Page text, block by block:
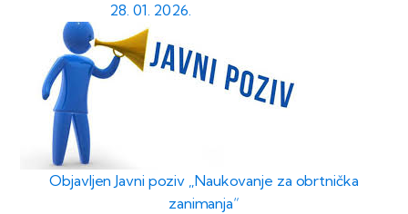
28. 01. 2026.
Objavljen Javni poziv „Naukovanje za obrtnička
zanimanja“